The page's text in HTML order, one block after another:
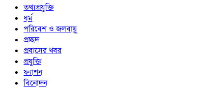
তথ্যপ্রযুক্তি
ধর্ম
পরিবেশ ও জলবায়ু
প্রচ্ছদ
প্রবাসের খবর
প্রযুক্তি
ফ্যাশন
বিনোদন